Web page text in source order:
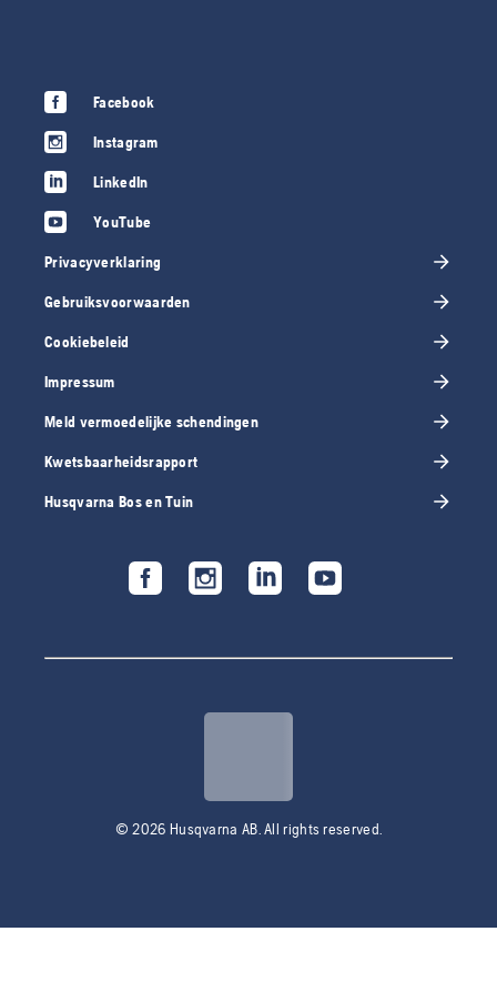
Facebook
Instagram
LinkedIn
YouTube
Privacyverklaring
Gebruiksvoorwaarden
Cookiebeleid
Impressum
Meld vermoedelijke schendingen
Kwetsbaarheidsrapport
Husqvarna Bos en Tuin
© 2026 Husqvarna AB. All rights reserved.